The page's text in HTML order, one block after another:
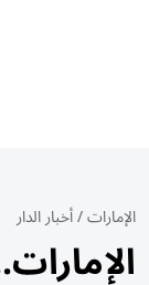
الإمارات/أخبار الدار